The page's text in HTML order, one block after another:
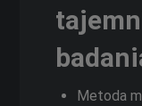
Metoda